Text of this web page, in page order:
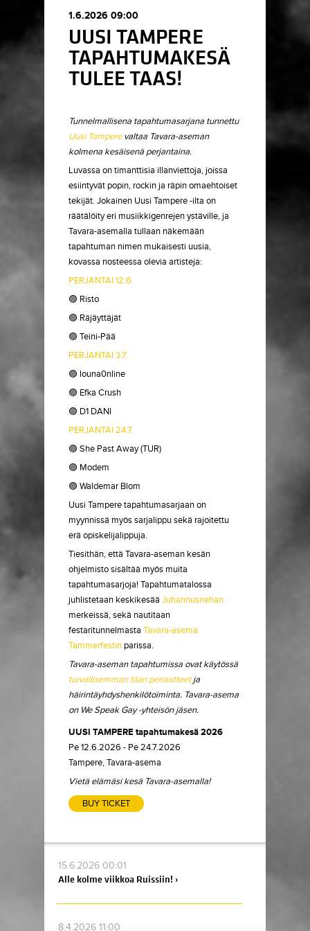
1.6.2026 09:00
UUSI TAMPERE
TAPAHTUMAKESÄ
TULEE TAAS!
Tunnelmallisena tapahtumasarjana tunnettu
Uusi Tamperevaltaa Tavara-aseman
kolmena kesäisenä perjantaina.
Luvassa on timanttisia illanviettoja, joissa
esiintyvät popin, rockin ja räpin omaehtoiset
tekijät. Jokainen Uusi Tampere -ilta on
räätälöity eri musiikkigenrejen ystäville, ja
Tavara-asemalla tullaan näkemään
tapahtuman nimen mukaisesti uusia,
kovassa nosteessa olevia artisteja:
PERJANTAI 12.6.
🟣 Risto
🟣 Räjäyttäjät
🟣 Teini-Pää
PERJANTAI 3.7.
🟣 louna0nline
🟣 Efka Crush
🟣 D1 DANI
PERJANTAI 24.7.
🟣 She Past Away (TUR)
🟣 Modem
🟣 Waldemar Blom
Uusi Tampere tapahtumasarjaan on
myynnissä myös sarjalippu sekä rajoitettu
erä opiskelijalippuja.
Tiesithän, että Tavara-aseman kesän
ohjelmisto sisältää myös muita
tapahtumasarjoja! Tapahtumatalossa
juhlistetaan keskikesää Juhannusriehan
merkeissä, sekä nautitaan
festaritunnelmasta Tavara-asema
Tammerfestin parissa.
Tavara-aseman tapahtumissa ovat käytössä
turvallisemman tilan periaatteetja
häirintäyhdyshenkilötoiminta. Tavara-asema
on We Speak Gay -yhteisön jäsen.
UUSI TAMPERE tapahtumakesä 2026
Pe 12.6.2026 - Pe 24.7.2026
Tampere, Tavara-asema
Vietä elämäsi kesä Tavara-asemalla!
BUY TICKET
15.6.2026 00:01
Alle kolme viikkoa Ruissiin! ›
8.4.2026 11:00